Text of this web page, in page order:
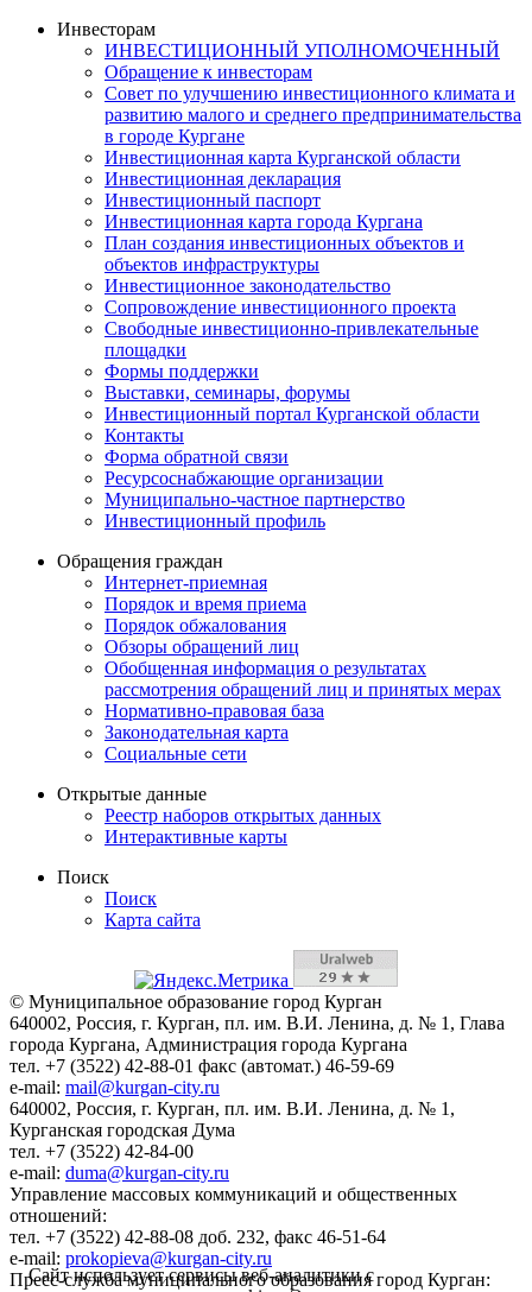
Инвесторам
ИНВЕСТИЦИОННЫЙ УПОЛНОМОЧЕННЫЙ
Обращение к инвесторам
Совет по улучшению инвестиционного климата и
развитию малого и среднего предпринимательства
в городе Кургане
Инвестиционная карта Курганской области
Инвестиционная декларация
Инвестиционный паспорт
Инвестиционная карта города Кургана
План создания инвестиционных объектов и
объектов инфраструктуры
Инвестиционное законодательство
Сопровождение инвестиционного проекта
Свободные инвестиционно-привлекательные
площадки
Формы поддержки
Выставки, семинары, форумы
Инвестиционный портал Курганской области
Контакты
Форма обратной связи
Ресурсоснабжающие организации
Муниципально-частное партнерство
Инвестиционный профиль
Обращения граждан
Интернет-приемная
Порядок и время приема
Порядок обжалования
Обзоры обращений лиц
Обобщенная информация о результатах
рассмотрения обращений лиц и принятых мерах
Нормативно-правовая база
Законодательная карта
Социальные сети
Открытые данные
Реестр наборов открытых данных
Интерактивные карты
Поиск
Поиск
Карта сайта
© Муниципальное образование город Курган
640002, Россия, г. Курган, пл. им. В.И. Ленина, д. № 1, Глава
города Кургана, Администрация города Кургана
тел. +7 (3522) 42-88-01 факс (автомат.) 46-59-69
e-mail: mail@kurgan-city.ru
640002, Россия, г. Курган, пл. им. В.И. Ленина, д. № 1,
Курганская городская Дума
тел. +7 (3522) 42-84-00
e-mail: duma@kurgan-city.ru
Управление массовых коммуникаций и общественных
отношений:
тел. +7 (3522) 42-88-08 доб. 232, факс 46-51-64
e-mail: prokopieva@kurgan-city.ru
Пресс-служба муниципального образования город Курган:
Сайт использует сервисы веб-аналитики с